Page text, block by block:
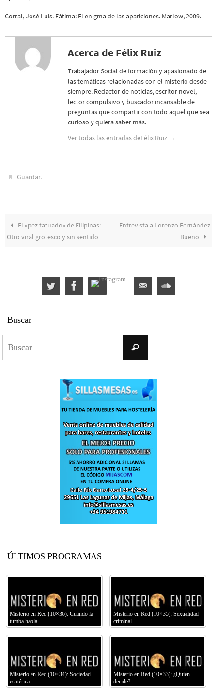
Corral, José Luis. Fátima: El enigma de las apariciones. Marlow, 2009.
Acerca de Félix Ruiz
Trabajador Social de formación y apasionado de
las temáticas relacionadas con el misterio desde
siempre. Redactor de noticias, escritor novel,
lector compulsivo y buscador incansable de
preguntas que compartir con todo aquel que sea
curioso y quiera saber más.
Ver todas las entradas deFélix Ruiz →
Guardar.
El «pez tatuado» de Filipinas:
Otro viral grotesco y sin sentido
Entrevista a Lorenzo Fernández
Bueno
Buscar
Buscar
ÚLTIMOS PROGRAMAS
Misterio en Red (10×36): Cuando la
tumba habla
Misterio en Red (10×35): Sexualidad
criminal
Misterio en Red (10×34): Sociedad
esotérica
Misterio en Red (10×33): ¿Quién
decide?